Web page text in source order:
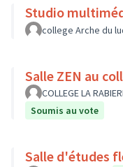
Studio
college Arche du
Salle ZEN au
COLLEGE LA
Soumis au vote
Salle d'études